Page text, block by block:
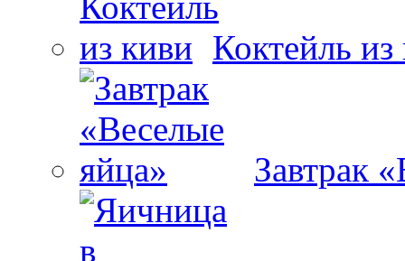
Коктейль из
Завтрак